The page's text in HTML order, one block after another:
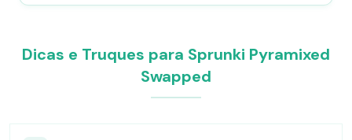
Dicas e Truques para Sprunki Pyramixed
Swapped